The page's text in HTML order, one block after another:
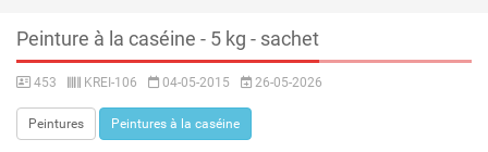
Peinture à la caséine - 5 kg - sachet
453 KREI-106 04-05-2015 26-05-2026
Peintures Peintures à la caséine